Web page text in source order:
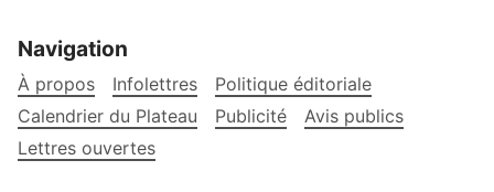
Navigation
À propos Infolettres
Politique éditoriale
Calendrier du Plateau
Publicité
Avis publics
Lettres ouvertes